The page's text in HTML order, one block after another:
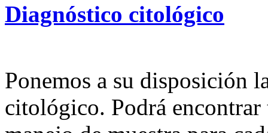
Diagnóstico citológico
Ponemos a su disposición
citológico. Podrá